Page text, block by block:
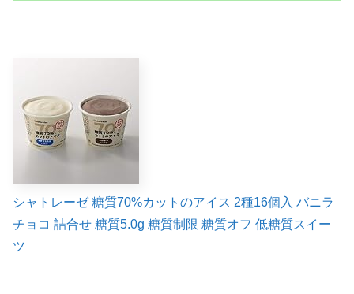
シャトレーゼ 糖質70%カットのアイス 2種16個入 バニラ
チョコ 詰合せ 糖質5.0g 糖質制限 糖質オフ 低糖質スイー
ツ